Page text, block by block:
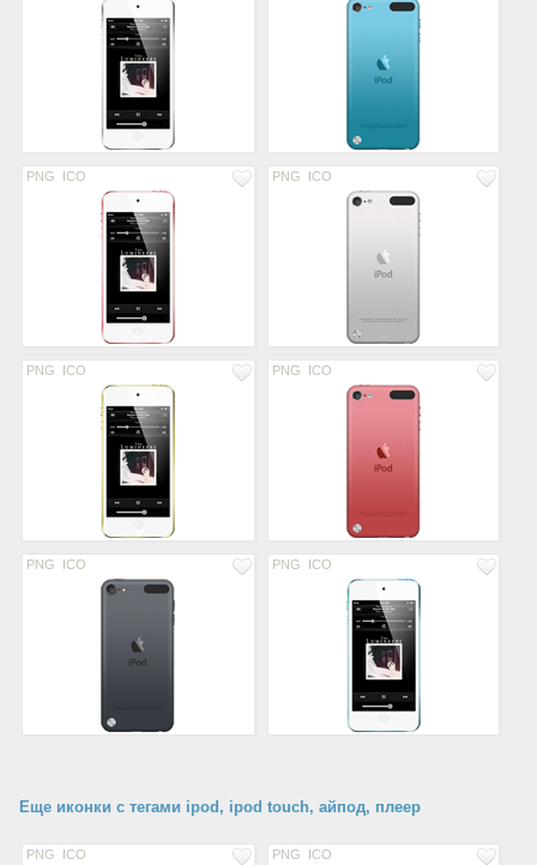
PNG ICO PNG ICO
PNG ICO PNG ICO
PNG ICO PNG ICO
Еще иконки с тегами ipod, ipod touch, айпод, плеер
PNG ICO PNG ICO